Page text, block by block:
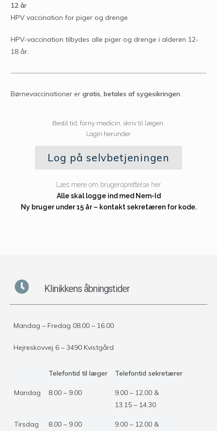
12 år
HPV vaccination for piger og drenge
HPV-vaccination tilbydes alle piger og drenge i alderen 12-
18 år.
Børnevaccinationer ergratis, betales af sygesikringen.
Bestil tid, forny medicin, skriv til lægen.
Login herunder
Log på selvbetjeningen
Læs mere om brugeroprettelse her
Alle skal logge ind med Nem-Id
Ny bruger under 15 år – kontakt sekretæren for kode.
Klinikkens åbningstider
Mandag – Fredag 08.00 – 16.00
Hejreskovvej 6 – 3490 Kvistgård
Telefontid til læger Telefontid sekretærer
Mandag 8.00 – 9.00
9.00 – 12.00 &
13.15 – 14.30
Tirsdag 8.00 – 9.00
9.00 – 12.00 &